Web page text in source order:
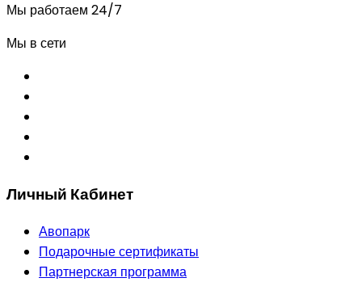
Мы работаем 24/7
Мы в сети
Личный Кабинет
Авопарк
Подарочные сертификаты
Партнерская программа